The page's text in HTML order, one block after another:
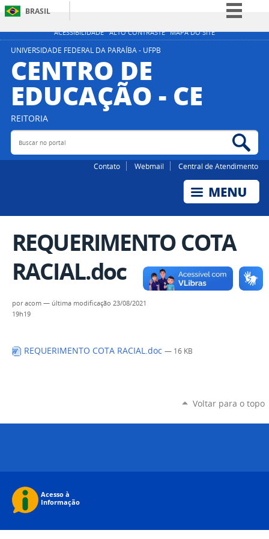
ACESSIBILIDADE ALTO CONTRASTE MAPA DO SITE
BRASIL
Simplifique!
Acesso à informação
Legislação
UNIVERSIDADE FEDERAL DA PARAÍBA - UFPB
CENTRO DE
EDUCAÇÃO - CE
REITORIA
Buscar no portal
Contato Webmail Central de Atendimento
REQUERIMENTO COTA
RACIAL.doc
poracom — última modificação 23/08/2021
19h19
REQUERIMENTO COTA RACIAL.doc — 16 KB
Voltar para o topo